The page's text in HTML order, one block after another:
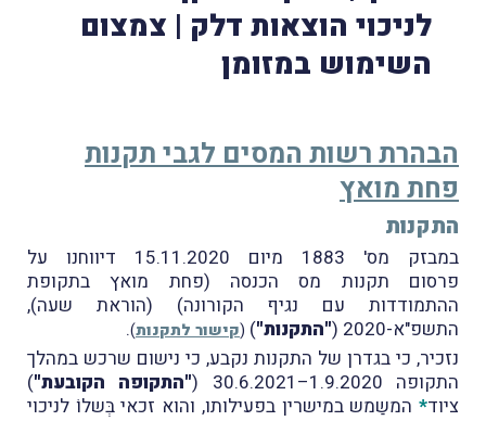
לניכוי הוצאות דלק | צמצום
השימוש במזומן
הבהרת רשות המסים לגבי תקנות
פחת מואץ
התקנות
במבזק מס' 1883 מיום 15.11.2020 דיווחנו על
פרסום תקנות מס הכנסה (פחת מואץ בתקופת
ההתמודדות עם נגיף הקורונה) (הוראת שעה),
התשפ"א-2020 (
"התקנות")
(קישור לתקנות)
.
נזכיר, כי בגדרן של התקנות נקבע, כי נישום שרכש במהלך
התקופה 1.9.2020–30.6.2021 (
"התקופה הקובעת")
ציוד* המשַמש במישרין בפעילותו, והוא זכאי בְּשלוֹ לניכוי